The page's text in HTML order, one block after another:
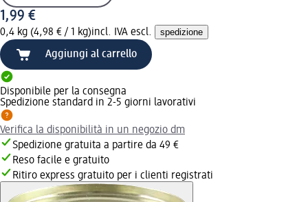
1,99 €
0,4 kg (4,98 € / 1 kg)incl. IVA escl. spedizione
Aggiungi al carrello
Disponibile per la consegna
Spedizione standard in 2-5 giorni lavorativi
Verifica la disponibilità in un negozio dm
Spedizione gratuita a partire da 49 €
Reso facile e gratuito
Ritiro express gratuito per i clienti registrati